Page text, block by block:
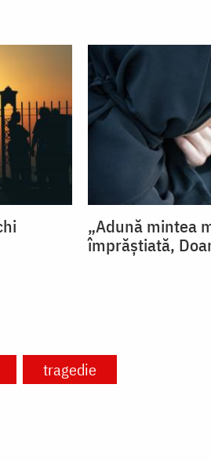
„Adună mintea
împrăștiată,
tragedie